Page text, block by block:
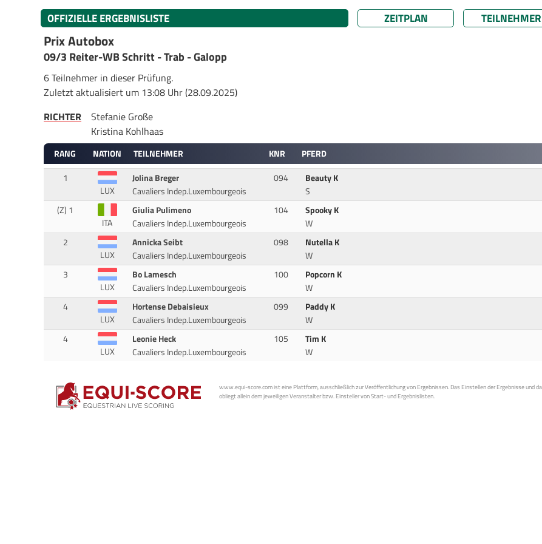
OFFIZIELLE ERGEBNISLISTE ZEITPLAN TEILNEHMER
Prix Autobox
09/3 Reiter-WB Schritt - Trab - Galopp
6 Teilnehmer in dieser Prüfung.
Zuletzt aktualisiert um 13:08 Uhr (28.09.2025)
RICHTER
Stefanie Große
Kristina Kohlhaas
RANG NATION TEILNEHMER KNR PFERD
1
LUX
Jolina Breger
Cavaliers Indep.Luxembourgeois
094
Beauty K
S
(Z) 1
ITA
Giulia Pulimeno
Cavaliers Indep.Luxembourgeois
104
Spooky K
W
2
LUX
Annicka Seibt
Cavaliers Indep.Luxembourgeois
098
Nutella K
W
3
LUX
Bo Lamesch
Cavaliers Indep.Luxembourgeois
100
Popcorn K
W
4
LUX
Hortense Debaisieux
Cavaliers Indep.Luxembourgeois
099
Paddy K
W
4
LUX
Leonie Heck
Cavaliers Indep.Luxembourgeois
105
Tim K
W
www.equi-score.com ist eine Plattform, ausschließlich zur Veröffentlichung von Ergebnissen. Das Einstellen der Ergebnisse und
obliegt allein dem jeweiligen Veranstalter bzw. Einsteller von Start- und Ergebnislisten.